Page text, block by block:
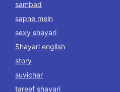
sambad
sapne mein
sexy shayari
Shayari english
story
suvichar
tareef shayari